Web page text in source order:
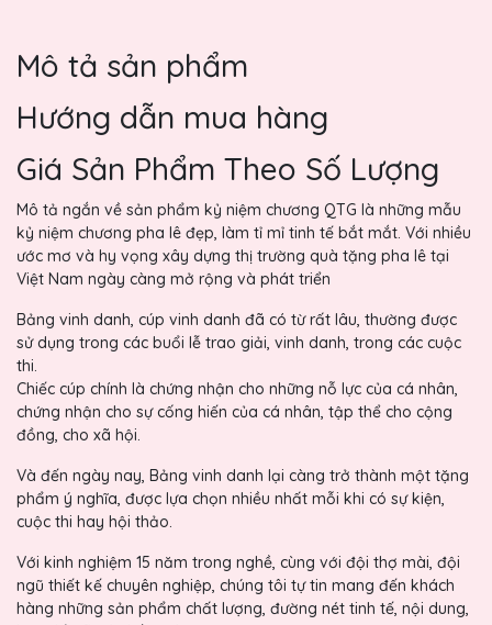
Mô tả sản phẩm
Hướng dẫn mua hàng
Giá Sản Phẩm Theo Số Lượng
Mô tả ngắn về sản phẩm kỷ niệm chương QTG là những mẫu
kỷ niệm chương pha lê đẹp, làm tỉ mỉ tinh tế bắt mắt. Với nhiều
ước mơ và hy vọng xây dựng thị trường quà tặng pha lê tại
Việt Nam ngày càng mở rộng và phát triển
Bảng vinh danh, cúp vinh danh đã có từ rất lâu, thường được
sử dụng trong các buổi lễ trao giải, vinh danh, trong các cuộc
thi.
Chiếc cúp chính là chứng nhận cho những nỗ lực của cá nhân,
chứng nhận cho sự cống hiến của cá nhân, tập thể cho cộng
đồng, cho xã hội.
Và đến ngày nay, Bảng vinh danh lại càng trở thành một tặng
phẩm ý nghĩa, được lựa chọn nhiều nhất mỗi khi có sự kiện,
cuộc thi hay hội thảo.
Với kinh nghiệm 15 năm trong nghề, cùng với đội thợ mài, đội
ngũ thiết kế chuyên nghiệp, chúng tôi tự tin mang đến khách
hàng những sản phẩm chất lượng, đường nét tinh tế, nội dung,